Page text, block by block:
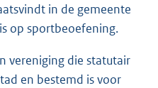
in de gemeente
op sportbeoefening.
vereniging die statutair
en bestemd is voor